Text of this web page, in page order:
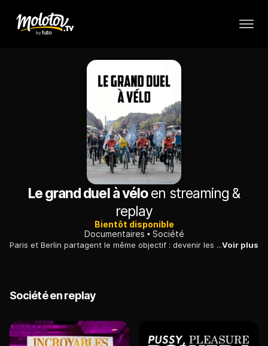
Le grand duel à véloen streaming &
replay
Bientôt disponible
Documentaires
Société
Paris et Berlin partagent le même objectif : devenir les nouvelles capitales du vélo, à l’image de Copenhague, où la moitié des habitants privilégie la petite reine pour ses déplacements quotidiens.Voir plus
Société en replay